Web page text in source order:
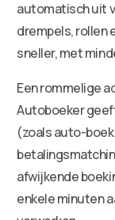
automatisch uit
drempels, rollen
sneller, met
Een rommelige
Autoboeker
(zoals auto-
afwijkende
enkele minuten